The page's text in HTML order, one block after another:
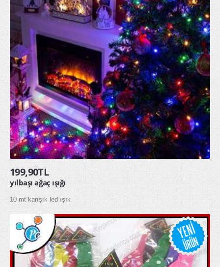
199,90TL
yılbaşı ağaç ışığı
10 mt karışık led ışık